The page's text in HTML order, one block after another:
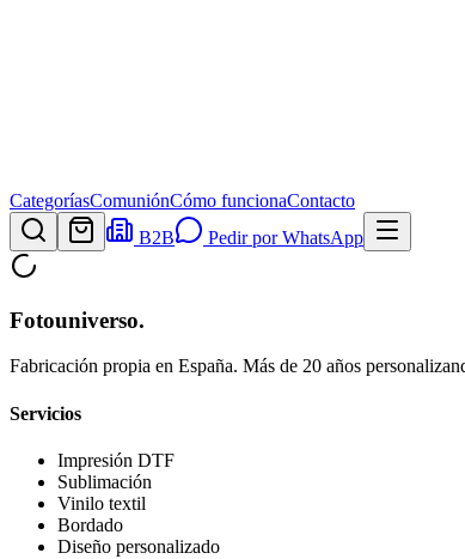
CategoríasComuniónCómo funcionaContacto
B2B
Pedir por WhatsApp
Fotouniverso.
Fabricación propia en España. Más de 20 años
Servicios
Impresión DTF
Sublimación
Vinilo textil
Bordado
Diseño personalizado